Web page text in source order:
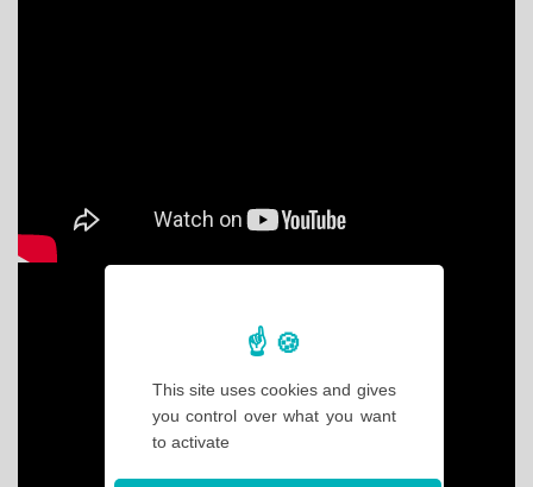
This site uses cookies and gives
you control over what you want
to activate